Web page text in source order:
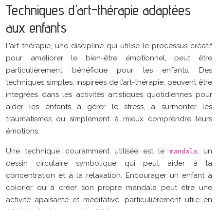
Techniques d’art-thérapie adaptées
aux enfants
L’art-thérapie, une discipline qui utilise le processus créatif
pour améliorer le bien-être émotionnel, peut être
particulièrement bénéfique pour les enfants. Des
techniques simples, inspirées de l’art-thérapie, peuvent être
intégrées dans les activités artistiques quotidiennes pour
aider les enfants à gérer le stress, à surmonter les
traumatismes ou simplement à mieux comprendre leurs
émotions.
Une technique couramment utilisée est le mandala, un
dessin circulaire symbolique qui peut aider à la
concentration et à la relaxation. Encourager un enfant à
colorier ou à créer son propre mandala peut être une
activité apaisante et méditative, particulièrement utile en